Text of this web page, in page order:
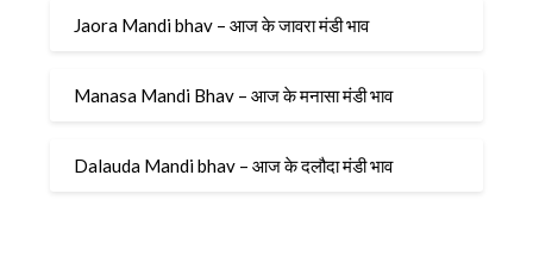
Jaora Mandi bhav – आज के जावरा मंडी भाव
Manasa Mandi Bhav – आज के मनासा मंडी भाव
Dalauda Mandi bhav – आज के दलौदा मंडी भाव